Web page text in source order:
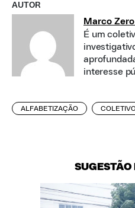
AUTOR
Marco
É um
interesse
ALFABETIZAÇÃO
SUGESTÃO